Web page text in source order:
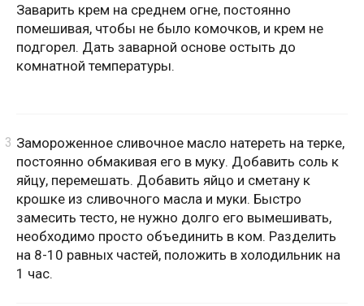
Заварить крем на среднем огне, постоянно
помешивая, чтобы не было комочков, и крем не
подгорел. Дать заварной основе остыть до
комнатной температуры.
Замороженное сливочное масло натереть на терке,
постоянно обмакивая его в муку. Добавить соль к
яйцу, перемешать. Добавить яйцо и сметану к
крошке из сливочного масла и муки. Быстро
замесить тесто, не нужно долго его вымешивать,
необходимо просто объединить в ком. Разделить
на 8-10 равных частей, положить в холодильник на
1 час.